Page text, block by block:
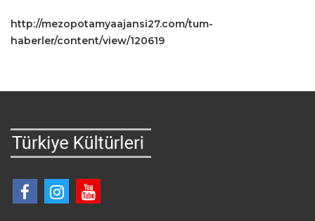
http://mezopotamyaajansi27.com/tum-
haberler/content/view/120619